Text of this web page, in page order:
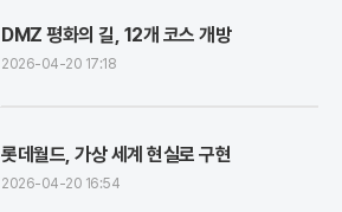
DMZ 평화의 길, 12개 코스 개방
2026-04-20 17:18
롯데월드, 가상 세계 현실로 구현
2026-04-20 16:54